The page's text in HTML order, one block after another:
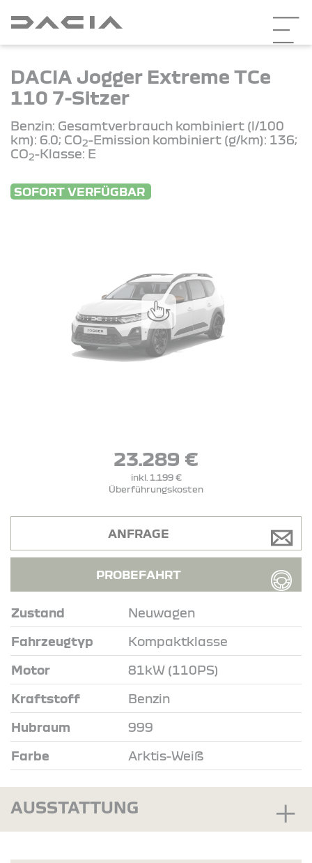
DACIA Jogger Extreme TCe
110 7-Sitzer
Benzin: Gesamtverbrauch kombiniert (l/100
km): 6.0; CO2-Emission kombiniert (g/km): 136;
CO2-Klasse: E
SOFORT VERFÜGBAR
23.289 €
inkl. 1.199 €
Überführungskosten
Zustand Neuwagen
Fahrzeugtyp Kompaktklasse
Motor 81kW (110PS)
Kraftstoff Benzin
Hubraum 999
Farbe Arktis-Weiß
ANFRAGE
PROBEFAHRT
AUSSTATTUNG